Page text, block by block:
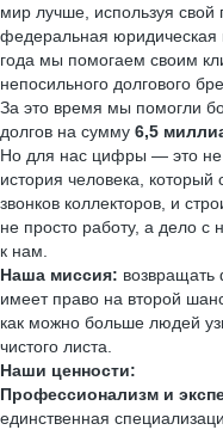
мир лучше, используя
федеральная юридическая
года мы помогаем своим
непосильного долгового
За это время мы помогли
долгов на сумму 6,5
Но для нас цифры — это не
история человека,
звонков коллекторов, и
не просто работу, а дело
к нам.
Наша миссия: возвращать
имеет право на второй
как можно больше людей
чистого листа.
Наши ценности:
Профессионализм и
единственная